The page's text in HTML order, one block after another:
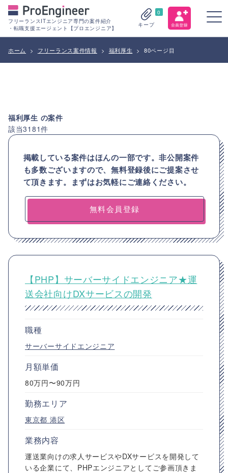
フリーランスITエンジニア専門の案件紹介
・転職支援エージェント【プロエンジニア】
0
キープ
ホーム > フリーランス案件情報 > 福利厚生 > 80ページ目
福利厚生 の案件
該当3181件
掲載している案件はほんの一部です。非公開案件
も多数ございますので、無料登録後にご提案させ
て頂きます。まずはお気軽にご連絡ください。
無料会員登録
【PHP】サーバーサイドエンジニア★運
送会社向けDXサービスの開発
職種
サーバーサイドエンジニア
月額単価
80万円〜90万円
勤務エリア
東京都 港区
業務内容
運送業向けの求人サービスやDXサービスを開発して
いる企業にて、PHPエンジニアとしてご参画頂きま